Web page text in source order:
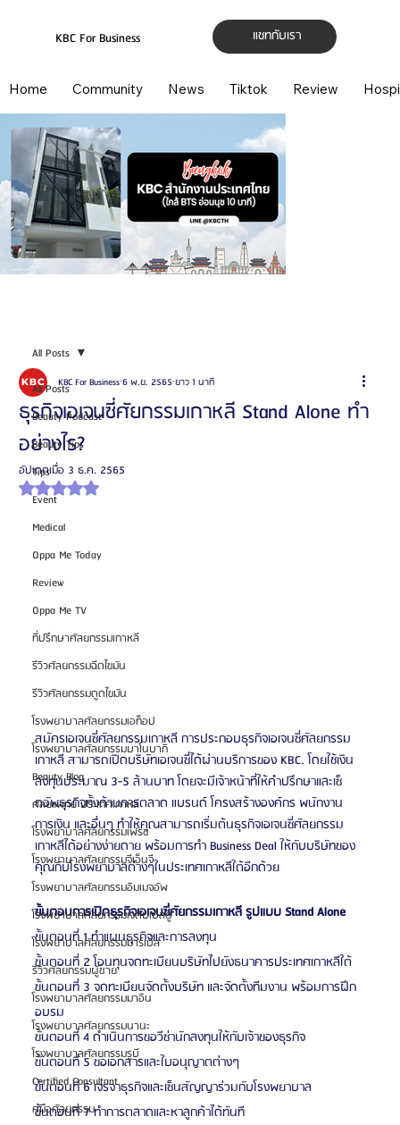
แชทกับเรา
KBC For Business
Home Community News Tiktok Review
All Posts
Beauty Podcast
Beauty Tips
Tips
Event
Medical
Oppa Me Today
Review
Oppa Me TV
ที่ปรึกษาศัลยกรรมเกาหลี
รีวิวศัลยกรรมฉีดไขมัน
รีวิวศัลยกรรมดูดไขมัน
โรงพยาบาลศัลยกรรมเอท็อป
โรงพยาบาลศัลยกรรมบาโนบากิ
Beauty Blog
ศัลยแพทย์ ประเทศเกาหลี
โรงพยาบาลศัลยกรรมเฟรช
โรงพยาบาลศัลยกรรมจีเอ็นจี
โรงพยาบาลศัลยกรรมอิมเมจอัพ
โรงพยาบาลศัลยกรรมเจดับเบิลยู
โรงพยาบาลศัลยกรรมมาร์เบิ้ล
รีวิวศัลยกรรมผู้ชาย
โรงพยาบาลศัลยกรรมมาอิน
โรงพยาบาลศัลยกรรมนานะ
โรงพยาบาลศัลยกรรมรูบี
Certified Consultant
คู่มือศัลยกรรม
All Posts
ธุรกิจเอเจนซี่ศัยกรรมเกาหลี Stand Alone ทำ
อย่างไร?
KBC For Business6 พ.ย. 2565 ยาว 1 นาที
อัปเดตเมื่อ 3 ธ.ค. 2565
ได้รับ NaN เต็ม 5 ดาว
สมัครเอเจนซี่ศัลยกรรมเกาหลี การประกอบธุรกิจเอเจนซี่ศัลยกรรม
เกาหลี สามารถเปิดบริษัทเอเจนซี่ได้ผ่านบริการของ KBC. โดยใช้เงิน
ลงทุนประมาณ 3-5 ล้านบาท โดยจะมีเจ้าหน้าที่ให้คำปรึกษาและเซ็
ตอัพธุรกิจทั้งด้านการตลาด แบรนด์ โครงสร้างองค์กร พนักงาน
การเงิน และอื่นๆ ทำให้คุณสามารถเริ่มต้นธุรกิจเอเจนซี่ศัลยกรรม
เกาหลีได้อย่างง่ายดาย พร้อมการทำ Business Deal ให้กับบริษัทของ
คุณกับโรงพยาบาลต่างๆในประเทศเกาหลีใต้อีกด้วย
ขั้นตอนการเปิดธุรกิจเอเจนซี่ศัยกรรมเกาหลี รูปแบบ Stand Alone
ขั้นตอนที่ 1 ทำแผนธุรกิจและการลงทุน
ขั้นตอนที่ 2 โอนทุนจดทะเบียนบริษัทไปยังธนาคารประเทศเกาหลีใต้
ขั้นตอนที่ 3 จดทะเบียนจัดตั้งบริษัท และจัดตั้งทีมงาน พร้อมการฝึก
อบรม
ขั้นตอนที่ 4 ดำเนินการขอวีซ่านักลงทุนให้กับเจ้าของธุรกิจ
ขั้นตอนที่ 5 ขอเอกสารและใบอนุญาตต่างๆ
ขั้นตอนที่ 6 เจรจาธุรกิจและเซ็นสัญญาร่วมกับโรงพยาบาล
ขั้นตอนที่ 7 ทำการตลาดและหาลูกค้าได้ทันที